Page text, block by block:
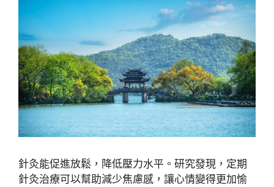
針灸能促進放鬆，降低壓力水平。研究發現，定期
針灸治療可以幫助減少焦慮感，讓心情變得更加愉